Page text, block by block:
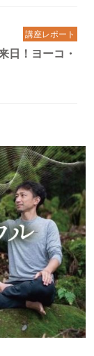
日！ヨーコ・
講座レポート